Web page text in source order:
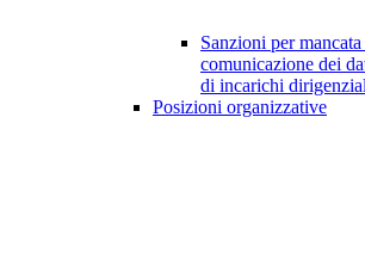
Sanzioni per
comunicazione dei
di incarichi
Posizioni organizzative